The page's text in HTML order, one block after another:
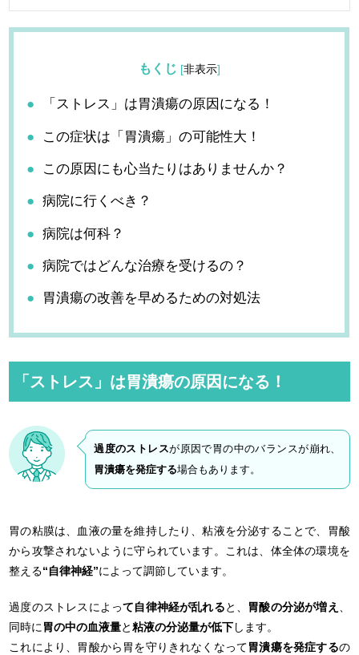
もくじ [非表示]
「ストレス」は胃潰瘍の原因になる！
この症状は「胃潰瘍」の可能性大！
この原因にも心当たりはありませんか？
病院に行くべき？
病院は何科？
病院ではどんな治療を受けるの？
胃潰瘍の改善を早めるための対処法
「ストレス」は胃潰瘍の原因になる！
過度のストレスが原因で胃の中のバランスが崩れ、
胃潰瘍を発症する場合もあります。
胃の粘膜は、血液の量を維持したり、粘液を分泌することで、胃酸
から攻撃されないように守られています。これは、体全体の環境を
整える“自律神経”によって調節しています。
過度のストレスによって自律神経が乱れると、 胃酸の分泌が増え 、
同時に胃の中の血液量と粘液の分泌量が低下します。
これにより、胃酸から胃を守りきれなくなって胃潰瘍を発症するの